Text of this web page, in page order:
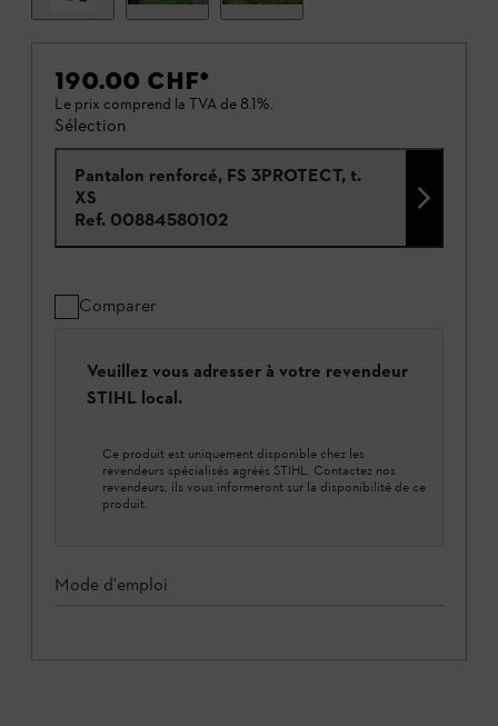
190.00 CHF*
Le prix comprend la TVA de 8.1%.
Sélection
Pantalon renforcé, FS 3PROTECT, t.
XS
Ref. 00884580102
Comparer
Veuillez vous adresser à votre revendeur
STIHL local.
Ce produit est uniquement disponible chez les
revendeurs spécialisés agréés STIHL. Contactez nos
revendeurs, ils vous informeront sur la disponibilité de ce
produit.
Mode d'emploi